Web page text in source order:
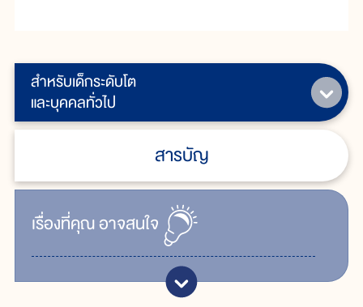
สำหรับเด็กระดับโต
และบุคคลทั่วไป
สารบัญ
เรื่ิองที่คุณอาจสนใจ